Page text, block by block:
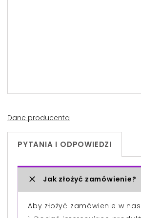
Dane producenta
PYTANIA I ODPOWIEDZI
Jak złożyć zamówienie?
Aby złożyć zamówienie w